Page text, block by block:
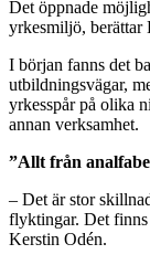
Det öppnade
yrkesmiljö, berättar
I början fanns det
utbildningsvägar,
yrkesspår på olika
annan verksamhet.
”Allt från
– Det är stor
flyktingar. Det finns
Kerstin Odén.